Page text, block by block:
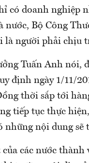
có doanh nghiệp
nước, Bộ Công
là người phải chịu
Tuấn Anh nói,
định ngày 1/11/
thời sắp tới
tiếp tục thực
những nội dung
các nước